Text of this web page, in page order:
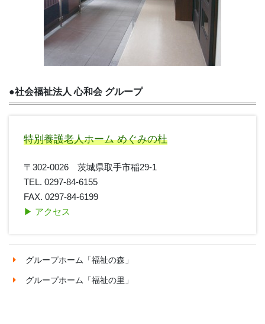
●社会福祉法人 心和会 グループ
特別養護老人ホーム めぐみの杜
〒302-0026 茨城県取手市稲29-1
TEL. 0297-84-6155
FAX. 0297-84-6199
▶︎ アクセス
グループホーム「福祉の森」
グループホーム「福祉の里」